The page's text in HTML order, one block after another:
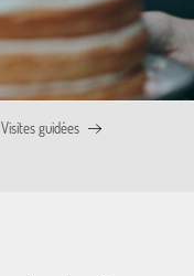
Visites guidées